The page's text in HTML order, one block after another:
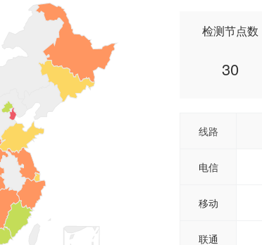
检测节点数
30
线路
电信
移动
联通